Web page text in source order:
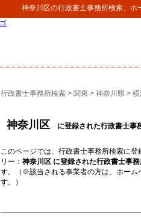
神奈川区の行政書士事務所検索、ホ
行政書士事務所検索 > 関東 > 神奈川県 >
神奈川区 に登録された行政書士事
このページでは、行政書士事務所検索に
リー： 神奈川区 に登録された行政書士事
す。（※該当される事業者の方は、ホーム
す。）